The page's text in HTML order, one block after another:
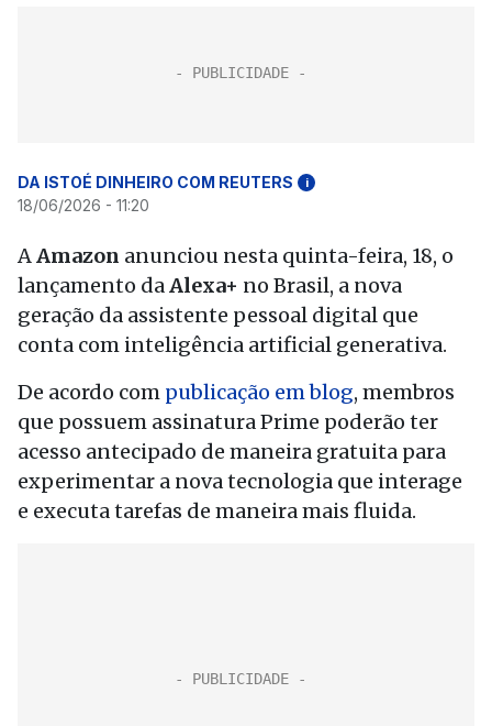
DA ISTOÉ DINHEIRO COM REUTERS i
18/06/2026 - 11:20
AAmazon anunciou nesta quinta-feira, 18, o
lançamento daAlexa+ no Brasil, a nova
geração da assistente pessoal digital que
conta com inteligência artificial generativa.
De acordo com publicação em blog, membros
que possuem assinatura Prime poderão ter
acesso antecipado de maneira gratuita para
experimentar a nova tecnologia que interage
e executa tarefas de maneira mais fluida.